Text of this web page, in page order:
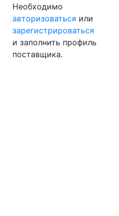
Необходимо
авторизоваться или
зарегистрироваться
и заполнить профиль
поставщика.